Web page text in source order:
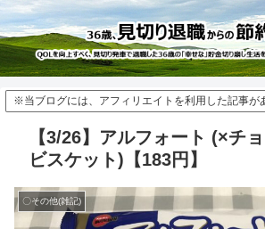
※当ブログには、アフィリエイトを利用した記事が
【3/26】アルフォート (×チ
ビスケット)【183円】
〇その他(雑記)